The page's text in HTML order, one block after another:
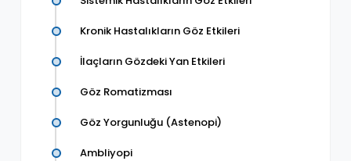
Kronik Hastalıkların Göz Etkileri
İlaçların Gözdeki Yan Etkileri
Göz Romatizması
Göz Yorgunluğu (Astenopi)
Ambliyopi